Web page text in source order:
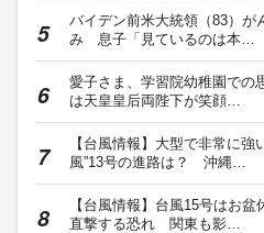
バイデン前米大統領（83）が
み 息子「見ているのは本…
愛子さま、学習院幼稚園で
は天皇皇后両陛下が笑顔…
【台風情報】大型で非常に強
風”13号の進路は？ 沖縄…
【台風情報】台風15号はお盆
直撃する恐れ 関東も影…